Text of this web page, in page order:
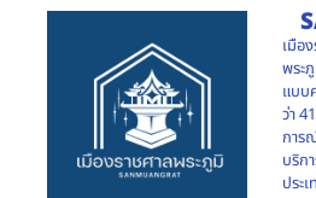
เมือ
พระ
แบบ
ว่า
การ
บริก
ประ